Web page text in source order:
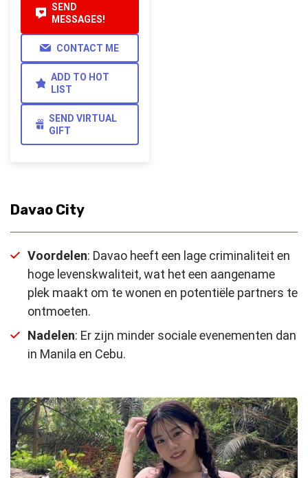
SEND
MESSAGES!
CONTACT ME
ADD TO HOT
LIST
SEND VIRTUAL
GIFT
Davao City
Voordelen: Davao heeft een lage criminaliteit en
hoge levenskwaliteit, wat het een aangename
plek maakt om te wonen en potentiële partners te
ontmoeten.
Nadelen: Er zijn minder sociale evenementen dan
in Manila en Cebu.